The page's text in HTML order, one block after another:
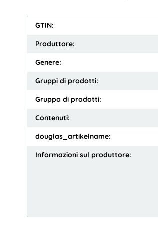
GTIN:
Produttore:
Genere:
Gruppi di prodotti:
Gruppo di prodotti:
Contenuti:
douglas_artikelname:
Informazioni sul produttore: